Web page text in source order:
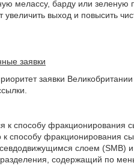
мелассу, барду или
увеличить выход и повысить
заявки
заявки
к способу
к способу фракционирования
слоем (SMB)
содержащий по